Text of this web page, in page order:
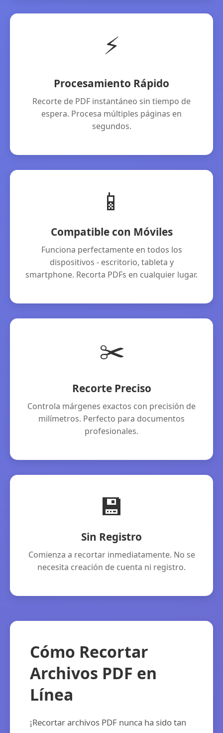
⚡
Procesamiento Rápido
Recorte de PDF instantáneo sin tiempo de
espera. Procesa múltiples páginas en
segundos.
📱
Compatible con Móviles
Funciona perfectamente en todos los
dispositivos - escritorio, tableta y
smartphone. Recorta PDFs en cualquier lugar.
✂️
Recorte Preciso
Controla márgenes exactos con precisión de
milímetros. Perfecto para documentos
profesionales.
💾
Sin Registro
Comienza a recortar inmediatamente. No se
necesita creación de cuenta ni registro.
Cómo Recortar
Archivos PDF en
Línea
¡Recortar archivos PDF nunca ha sido tan